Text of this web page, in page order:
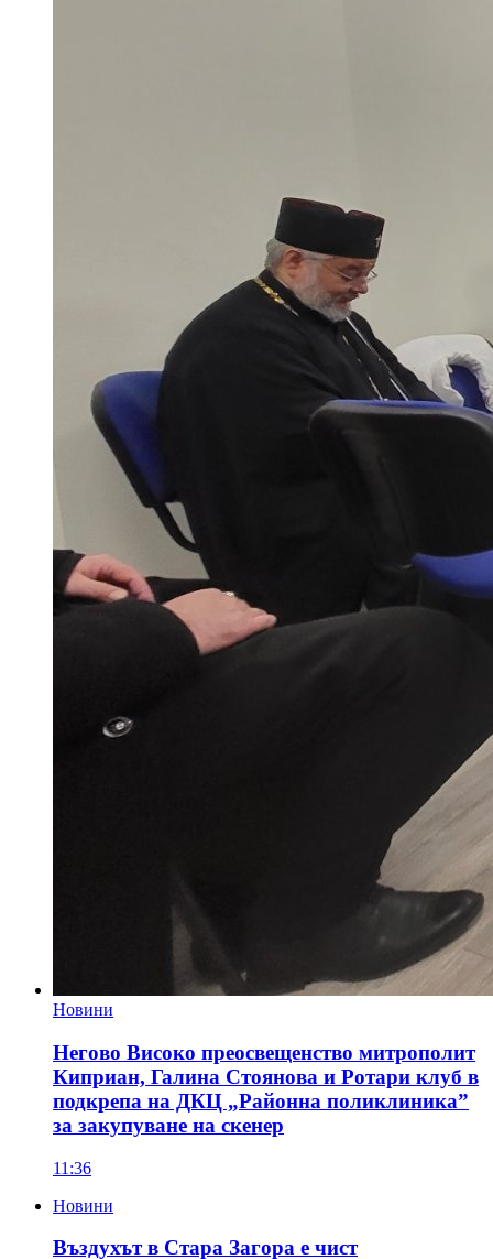
Новини
Негово Високо преосвещенство митрополит
Киприан, Галина Стоянова и Ротари клуб в
подкрепа на ДКЦ „Районна поликлиника”
за закупуване на скенер
11:36
Новини
Въздухът в Стара Загора е чист